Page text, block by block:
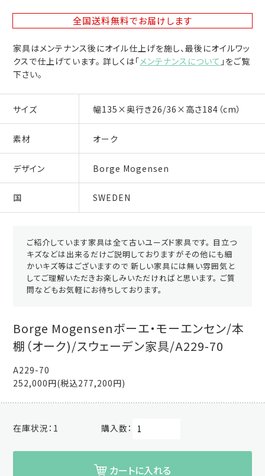
全国送料無料でお届けします
家具はメンテナンス後にオイル仕上げを施し、最後にオイルワッ
クスで仕上げています。 詳しくは「メンテナンスについて 」をご覧
下さい。
サイズ 幅135×奥行き26/36×高さ184（cm）
素材 オーク
デザイン Borge Mogensen
国 SWEDEN
ご紹介しています家具は全て古いユーズド家具です。 目立つ
キズなどは出来るだけご説明しておりますがその他にも細
かいキズ等はございますので 新しい家具には無い雰囲気と
してご理解いただきお楽しみいただければと思います。 ご質
問などもお気軽にお待ちしております。
Borge Mogensenボーエ・モーエンセン/本
棚（オーク)/スウェーデン家具/A229-70
A229-70
252,000円(税込277,200円)
在庫状況： 1 購入数：
カートに入れる